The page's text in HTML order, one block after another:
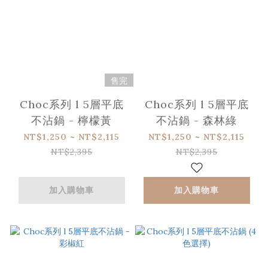
售完
Choc系列 l 5層平底
不沾鍋 - 檸檬黃
NT$1,250 ~ NT$2,115
NT$2,395
加入購物車
Choc系列 l 5層平底
不沾鍋 - 森林綠
NT$1,250 ~ NT$2,115
NT$2,395
加入購物車